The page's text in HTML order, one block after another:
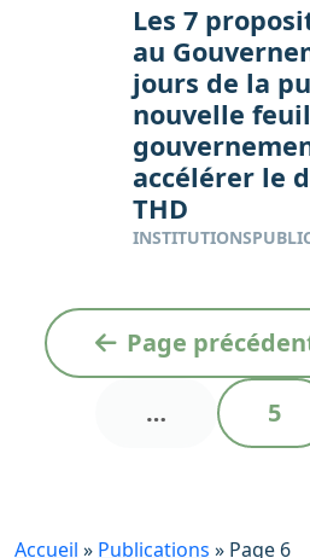
Les 7
au
jours de la
nouvelle
accélérer le
THD
INSTITUTIONS
t
Page
…
P
a
5
Accueil » Publications » Page 6